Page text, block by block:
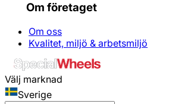
Om företaget
Om oss
Kvalitet, miljö & arbetsmiljö
Välj marknad
Sverige